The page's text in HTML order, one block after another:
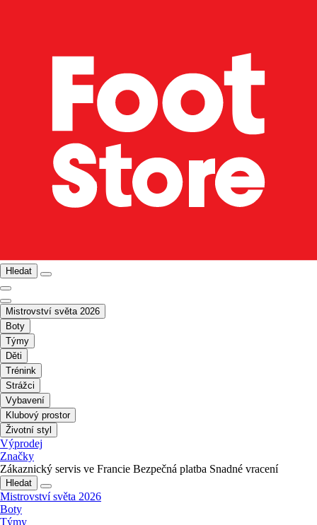
Hledat
Mistrovství světa 2026
Boty
Týmy
Děti
Trénink
Strážci
Vybavení
Klubový prostor
Životní styl
Výprodej
Značky
Zákaznický servis ve Francie Bezpečná platba Snadné vracení
Hledat
Mistrovství světa 2026
Boty
Týmy